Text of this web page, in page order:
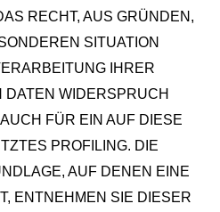
RECHT, AUS GRÜNDEN,
SITUATION
IHRER
WIDERSPRUCH
FÜR EIN AUF DIESE
PROFILING. DIE
AUF DENEN EINE
ENTNEHMEN SIE DIESER